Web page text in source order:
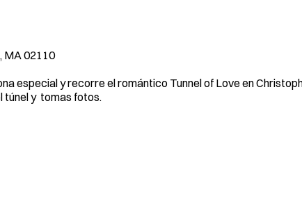
MA 02110
especial y recorre el romántico Tunnel of Love en
túnel y tomas fotos.